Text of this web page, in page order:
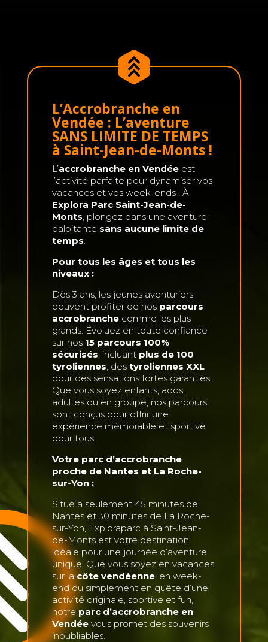
L’Accrobranche en
Vendée : L’aventure
SANS LIMITE DE TEMPS
à Saint-Jean-de-Monts !
L’accrobranche en Vendéeest
l’activité parfaite pour dynamiser vos
vacances et vos week-ends ! À
Explora Parc Saint-Jean-de-
Monts, plongez dans une aventure
palpitante sans aucune limite de
temps.
Pour tous les âges et tous les
niveaux :
Dès 3 ans, les jeunes aventuriers
peuvent profiter de nos parcours
accrobranchecomme les plus
grands. Évoluez en toute confiance
sur nos 15 parcours 100%
sécurisés, incluant plus de 100
tyroliennes, des tyroliennes XXL
pour des sensations fortes garanties.
Que vous soyez enfants, ados,
adultes ou en groupe, nos parcours
sont conçus pour offrir une
expérience mémorable et sportive
pour tous.
Votre parc d’accrobranche
proche de Nantes et La Roche-
sur-Yon :
Situé à seulement 45 minutes de
Nantes et 30 minutes de La Roche-
sur-Yon, Exploraparc à Saint-Jean-
de-Monts est votre destination
idéale pour une journée d’aventure
unique. Que vous soyez en vacances
sur la côte vendéenne, en week-
end ou simplement en quête d’une
activité originale, sportive et fun,
notre parc d’accrobranche en
Vendéevous promet des souvenirs
inoubliables.